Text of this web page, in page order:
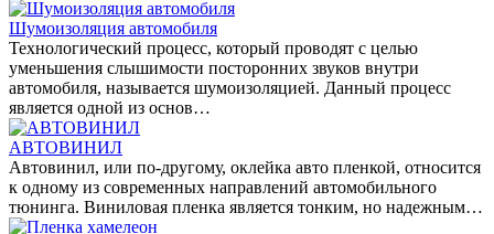
Шумоизоляция автомобиля
Технологический процесс, который проводят с целью
уменьшения слышимости посторонних звуков внутри
автомобиля, называется шумоизоляцией. Данный процесс
является одной из основ…
АВТОВИНИЛ
Автовинил, или по-другому, оклейка авто пленкой, относится
к одному из современных направлений автомобильного
тюнинга. Виниловая пленка является тонким, но надежным…